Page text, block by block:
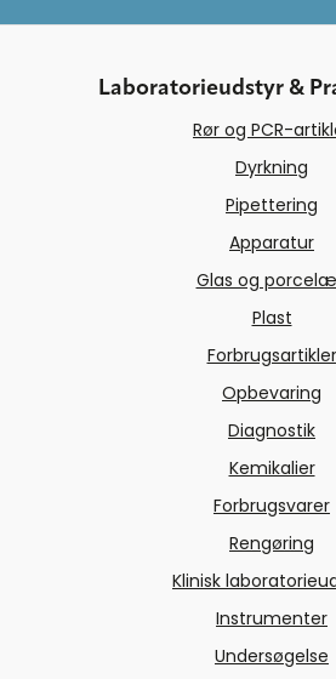
Laboratorieudstyr &
Rør og PCR-
Dyrkning
Pipettering
Apparatur
Glas og
Plast
Forbrugsartikler
Opbevaring
Diagnostik
Kemikalier
Forbrugsvarer
Rengøring
Klinisk
Instrumenter
Undersøgelse